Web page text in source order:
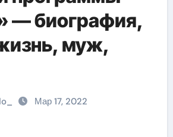
— биография,
муж,
Мар 17, 2022